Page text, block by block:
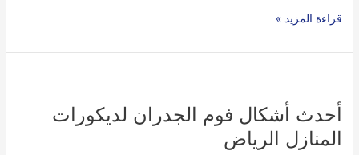
قراءة المزيد »
أحدث أشكال فوم الجدران لديكورات
المنازل الرياض
فوم
الجدران
لديكورات